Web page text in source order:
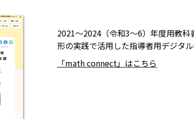
2021～2024（令和3～6）年度用教
形の実践で活用した指導者用デジタ
「math connect」はこちら